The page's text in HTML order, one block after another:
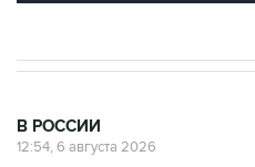
В РОССИИ
12:54, 6 августа 2026